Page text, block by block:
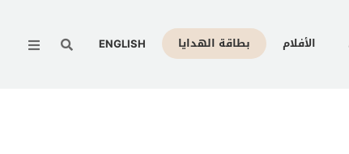
الأفلام بطاقة الهدايا ENGLISH
Menu